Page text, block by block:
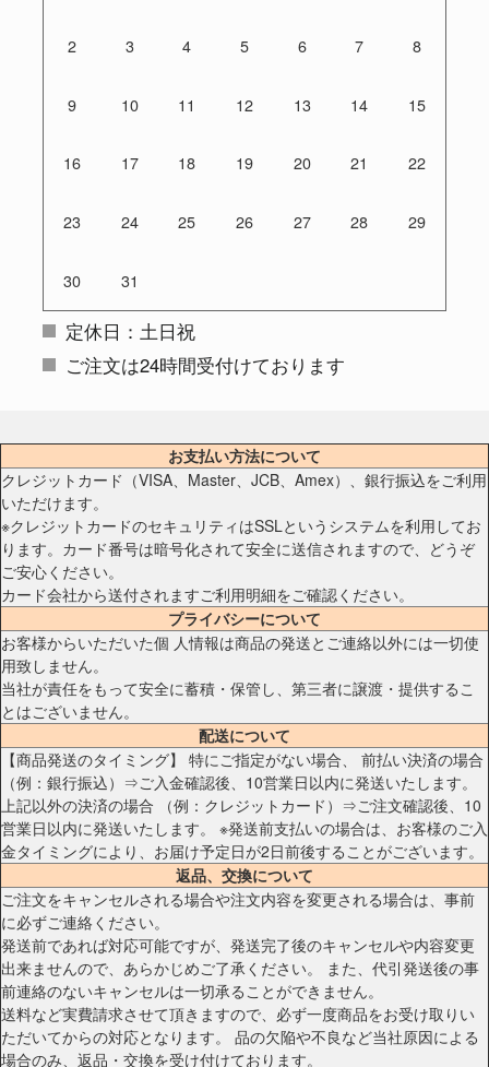
2 3 4 5 6 7 8
9 10 11 12 13 14 15
16 17 18 19 20 21 22
23 24 25 26 27 28 29
30 31
定休日：土日祝
ご注文は24時間受付けております
お支払い方法について
クレジットカード（VISA、Master、JCB、Amex）、銀行振込をご利用
いただけます。
※クレジットカードのセキュリティはSSLというシステムを利用してお
ります。カード番号は暗号化されて安全に送信されますので、どうぞ
ご安心ください。
カード会社から送付されますご利用明細をご確認ください。
プライバシーについて
お客様からいただいた個 人情報は商品の発送とご連絡以外には一切使
用致しません。
当社が責任をもって安全に蓄積・保管し、第三者に譲渡・提供するこ
とはございません。
配送について
【商品発送のタイミング】 特にご指定がない場合、 前払い決済の場合
（例：銀行振込）⇒ご入金確認後、10営業日以内に発送いたします。
上記以外の決済の場合 （例：クレジットカード）⇒ご注文確認後、10
営業日以内に発送いたします。 ※発送前支払いの場合は、お客様のご入
金タイミングにより、お届け予定日が2日前後することがございます。
返品、交換について
ご注文をキャンセルされる場合や注文内容を変更される場合は、事前
に必ずご連絡ください。
発送前であれば対応可能ですが、発送完了後のキャンセルや内容変更
出来ませんので、あらかじめご了承ください。 また、代引発送後の事
前連絡のないキャンセルは一切承ることができません。
送料など実費請求させて頂きますので、必ず一度商品をお受け取りい
ただいてからの対応となります。 品の欠陥や不良など当社原因による
場合のみ、返品・交換を受け付けております。